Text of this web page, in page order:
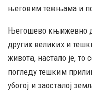
његовим тежњама и
Његошево књижевно
других великих и
живота, настало је,
погледу тешким
убогој и заосталој